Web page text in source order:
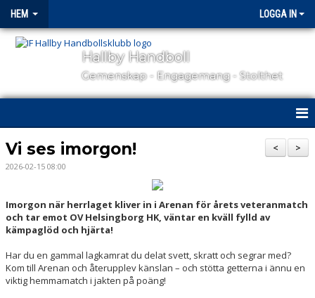
HEM LOGGA IN
Hallby Handboll
Gemenskap - Engagemang - Stolthet
HEM
HALLBY I SAMHÄLLET
GÅ PÅ MATCH
OM KLUBBEN
KONTAKT
>
<
Vi ses imorgon!
2026-02-15 08:00
Imorgon när herrlaget kliver in i Arenan för årets veteranmatch
och tar emot OV Helsingborg HK, väntar en kväll fylld av
kämpaglöd och hjärta!
Har du en gammal lagkamrat du delat svett, skratt och segrar med?
Kom till Arenan och återupplev känslan – och stötta getterna i ännu en
viktig hemmamatch i jakten på poäng!